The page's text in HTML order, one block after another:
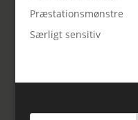
Præstationsmønstre
Særligt sensitiv